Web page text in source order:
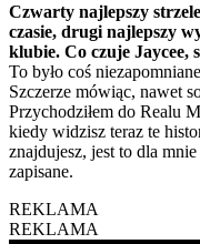
Czwarty najlepszy
czasie, drugi najlepszy
klubie. Co czuje Jaycee,
To było coś
Szczerze mówiąc, nawet
Przychodziłem do Realu
kiedy widzisz teraz te
znajdujesz, jest to dla
zapisane.
REKLAMA
REKLAMA